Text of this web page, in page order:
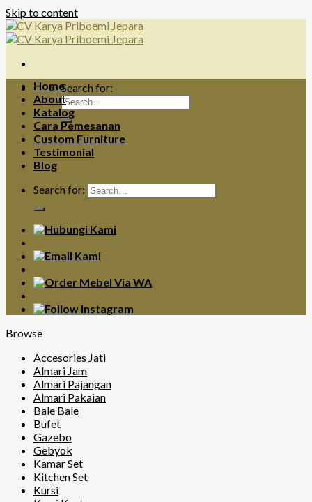
Skip to content
Search for:
Home
About
Katalog
Cara Pemesanan
Custom Furniture
Testimonial
Blog
Search for:
Browse
Accesories Jati
Almari Jam
Almari Pajangan
Almari Pakaian
Bale Bale
Bufet
Gazebo
Gebyok
Kamar Set
Kitchen Set
Kursi